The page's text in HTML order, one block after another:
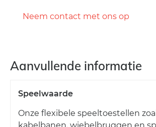
Neem contact met ons op
Aanvullende informatie
Speelwaarde
Onze flexibele speeltoestellen